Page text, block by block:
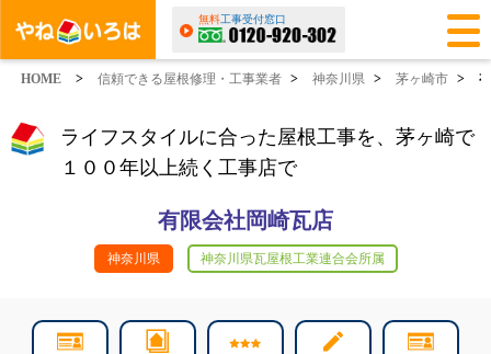
無料工事受付窓口
HOME > 信頼できる屋根修理・工事業者 > 神奈川県 > 茅ヶ崎市 >
ライフスタイルに合った屋根工事を、茅ヶ崎で
１００年以上続く工事店で
有限会社岡崎瓦店
神奈川県 神奈川県瓦屋根工業連合会所属